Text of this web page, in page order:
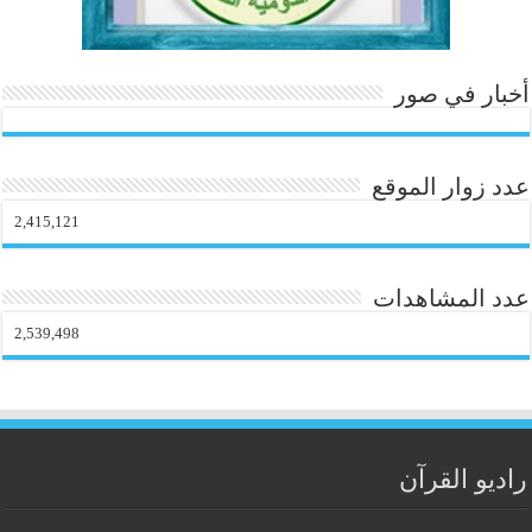
أخبار في صور
عدد زوار الموقع
2,415,121
عدد المشاهدات
2,539,498
راديو القرآن